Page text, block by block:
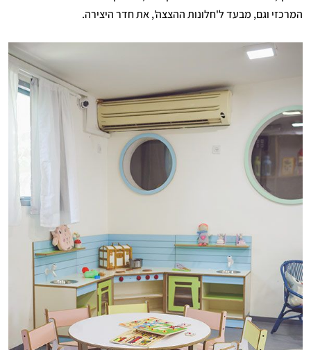
המרכזי וגם, מבעד ל'חלונות ההצצה', את חדר היצירה.